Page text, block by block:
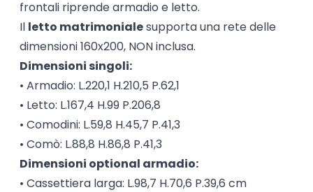
frontali riprende armadio e letto.
Il letto matrimonialesupporta una rete delle
dimensioni 160x200, NON inclusa.
Dimensioni singoli:
• Armadio: L.220,1 H.210,5 P.62,1
• Letto: L.167,4 H.99 P.206,8
• Comodini: L.59,8 H.45,7 P.41,3
• Comò: L.88,8 H.86,8 P.41,3
Dimensioni optional armadio:
• Cassettiera larga: L.98,7 H.70,6 P.39,6 cm